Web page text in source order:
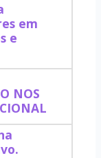
em
e
NOS